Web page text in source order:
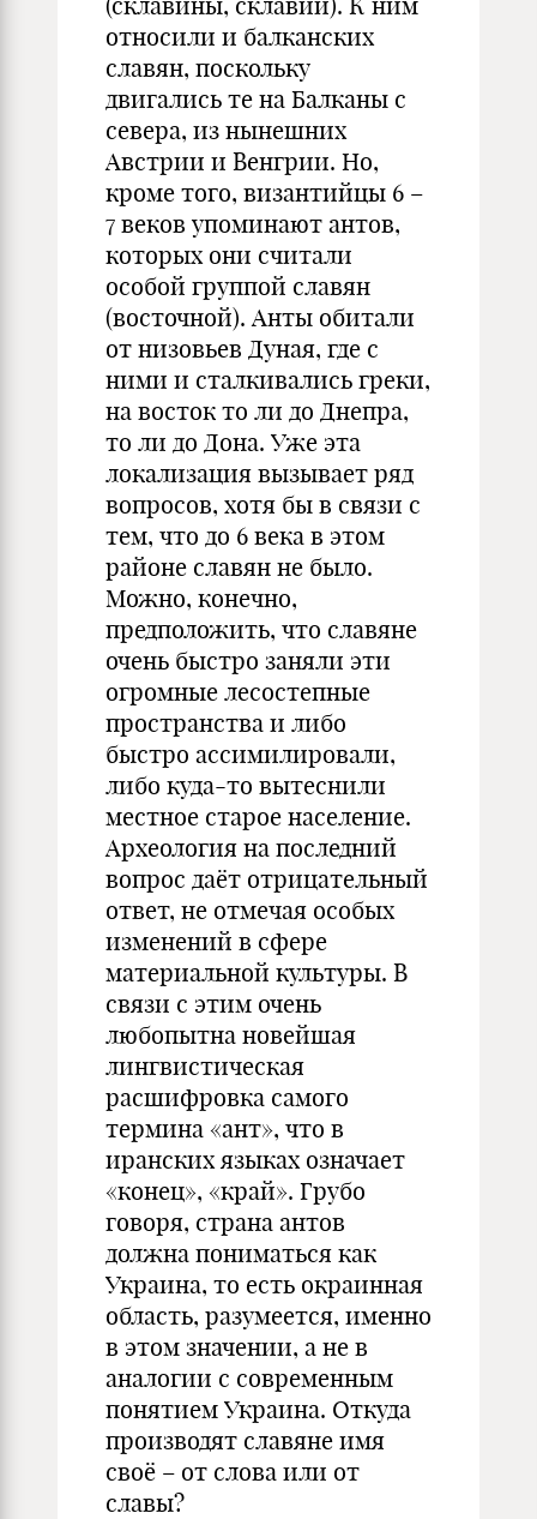
относили и балканских
славян, поскольку
двигались те на Балканы с
севера, из нынешних
Австрии и Венгрии. Но,
кроме того, византийцы 6 –
7 веков упоминают антов,
которых они считали
особой группой славян
(восточной). Анты обитали
от низовьев Дуная, где с
ними и сталкивались греки,
на восток то ли до Днепра,
то ли до Дона. Уже эта
локализация вызывает ряд
вопросов, хотя бы в связи с
тем, что до 6 века в этом
районе славян не было.
Можно, конечно,
предположить, что славяне
очень быстро заняли эти
огромные лесостепные
пространства и либо
быстро ассимилировали,
либо куда-то вытеснили
местное старое население.
Археология на последний
вопрос даёт отрицательный
ответ, не отмечая особых
изменений в сфере
материальной культуры. В
связи с этим очень
любопытна новейшая
лингвистическая
расшифровка самого
термина «ант», что в
иранских языках означает
«конец», «край». Грубо
говоря, страна антов
должна пониматься как
Украина, то есть окраинная
область, разумеется, именно
в этом значении, а не в
аналогии с современным
понятием Украина. Откуда
производят славяне имя
своё – от слова или от
славы?